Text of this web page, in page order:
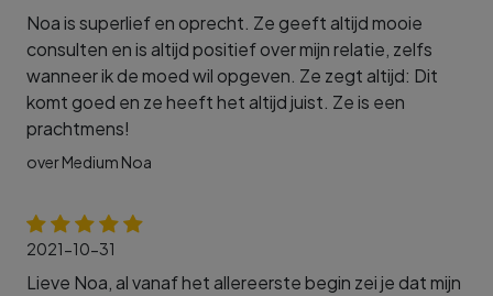
Noa is superlief en oprecht. Ze geeft altijd mooie
consulten en is altijd positief over mijn relatie, zelfs
wanneer ik de moed wil opgeven. Ze zegt altijd: Dit
komt goed en ze heeft het altijd juist. Ze is een
prachtmens!
over Medium Noa
2021-10-31
Lieve Noa, al vanaf het allereerste begin zei je dat mijn